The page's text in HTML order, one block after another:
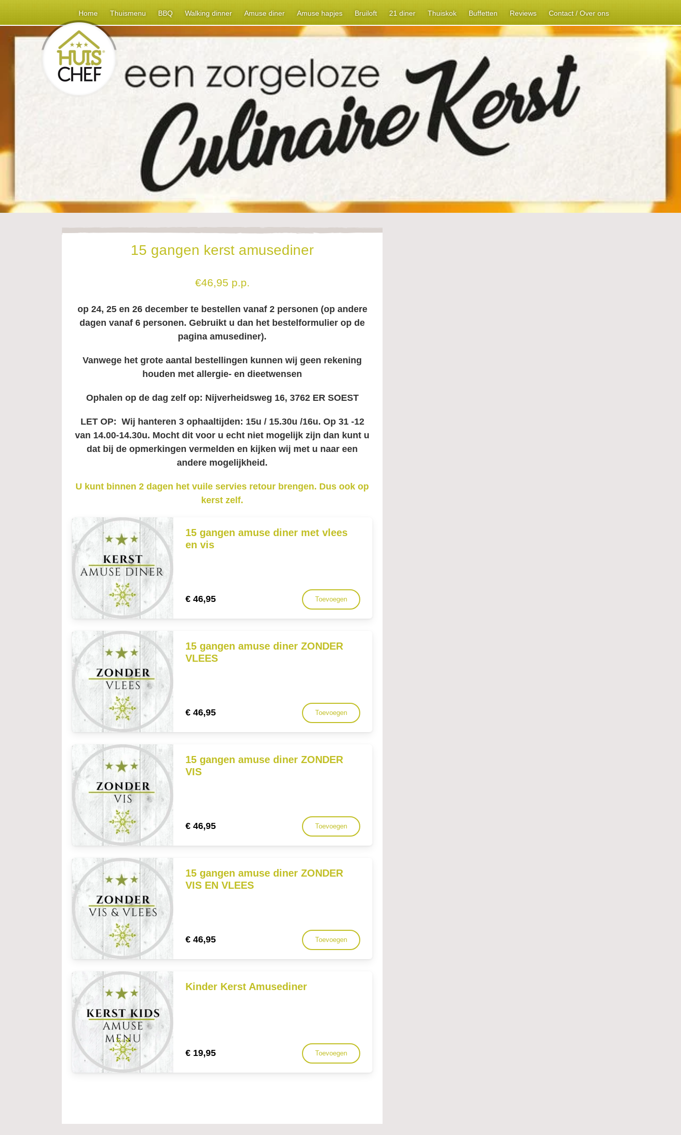
Home Thuismenu BBQ Walking dinner Amuse diner Amuse hapjes Bruiloft 21 diner Thuiskok Buffetten Reviews Contact / Over ons
15 gangen kerst amusediner
€46,95 p.p.
op 24, 25 en 26 december te bestellen vanaf 2 personen (op andere
dagen vanaf 6 personen. Gebruikt u dan het bestelformulier op de
pagina amusediner).
Vanwege het grote aantal bestellingen kunnen wij geen rekening
houden met allergie- en dieetwensen
Ophalen op de dag zelf op: Nijverheidsweg 16, 3762 ER SOEST
LET OP: Wij hanteren 3 ophaaltijden: 15u / 15.30u /16u. Op 31 -12
van 14.00-14.30u. Mocht dit voor u echt niet mogelijk zijn dan kunt u
dat bij de opmerkingen vermelden en kijken wij met u naar een
andere mogelijkheid.
U kunt binnen 2 dagen het vuile servies retour brengen. Dus ook op
kerst zelf.
15 gangen amuse diner met vlees
en vis
€ 46,95 Toevoegen
15 gangen amuse diner ZONDER
VLEES
€ 46,95 Toevoegen
15 gangen amuse diner ZONDER
VIS
€ 46,95 Toevoegen
15 gangen amuse diner ZONDER
VIS EN VLEES
€ 46,95 Toevoegen
Kinder Kerst Amusediner
€ 19,95 Toevoegen